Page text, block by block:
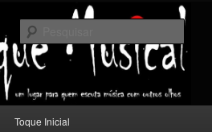
com outros olhos.
Toque Inicial